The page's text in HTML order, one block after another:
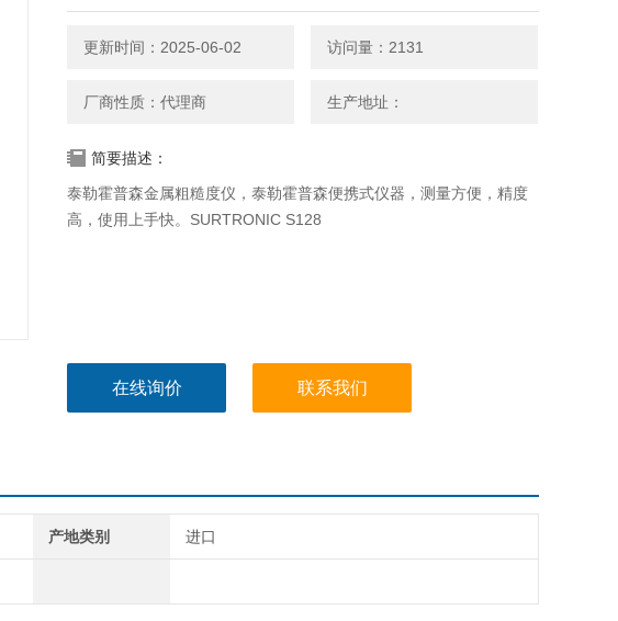
更新时间：2025-06-02 访问量：2131
厂商性质：代理商 生产地址：
简要描述：
泰勒霍普森金属粗糙度仪，泰勒霍普森便携式仪器，测量方便，精度
高，使用上手快。SURTRONIC S128
在线询价 联系我们
产地类别 进口